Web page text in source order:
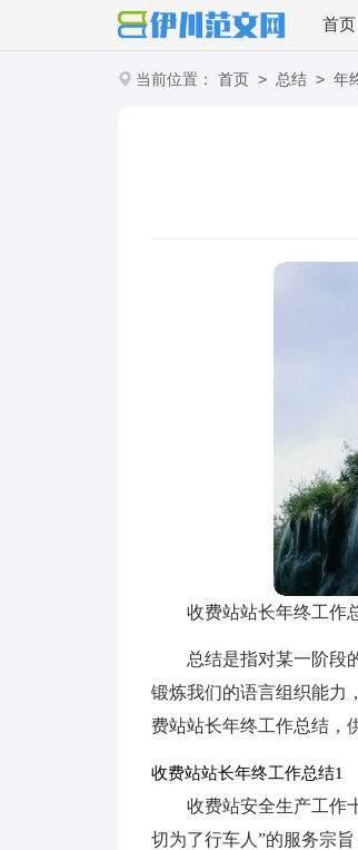
首页
当前位置： 首页 > 总结 > 年
收费站站长年终工作
总结是指对某一阶段
锻炼我们的语言组织能力
费站站长年终工作总结，
收费站站长年终工作总结1
收费站安全生产工作
切为了行车人”的服务宗